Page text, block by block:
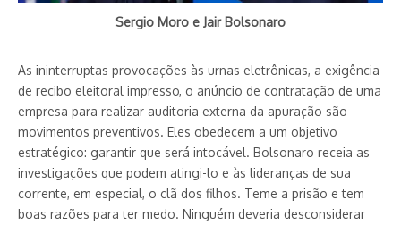
Sergio Moro e Jair Bolsonaro
As ininterruptas provocações às urnas eletrônicas, a exigência
de recibo eleitoral impresso, o anúncio de contratação de uma
empresa para realizar auditoria externa da apuração são
movimentos preventivos. Eles obedecem a um objetivo
estratégico: garantir que será intocável. Bolsonaro receia as
investigações que podem atingi-lo e às lideranças de sua
corrente, em especial, o clã dos filhos. Teme a prisão e tem
boas razões para ter medo. Ninguém deveria desconsiderar